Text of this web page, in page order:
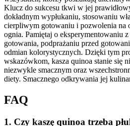
Klucz do sukcesu tkwi w jej
dokładnym wypłukaniu, stosowaniu
cierpliwym gotowaniu i pozwolenia na
ognia. Pamiętaj o eksperymentowaniu
gotowania, podprażaniu przed
odmian kolorystycznych. Dzięki tym
wskazówkom, kasza quinoa stanie się
niezwykle smacznym oraz
diety. Smacznego odkrywania jej
FAQ
1. Czy kaszę quinoa trzeba